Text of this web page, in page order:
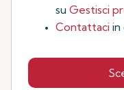
su Gestisci
Contattaci in